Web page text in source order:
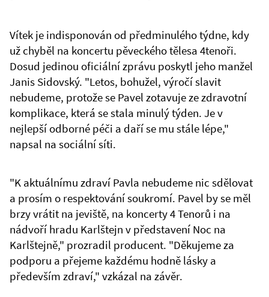
Vítek je indisponován od předminulého týdne, kdy
už chyběl na koncertu pěveckého tělesa 4tenoři.
Dosud jedinou oficiální zprávu poskytl jeho manžel
Janis Sidovský. "Letos, bohužel, výročí slavit
nebudeme, protože se Pavel zotavuje ze zdravotní
komplikace, která se stala minulý týden. Je v
nejlepší odborné péči a daří se mu stále lépe,"
napsal na sociální síti.
"K aktuálnímu zdraví Pavla nebudeme nic sdělovat
a prosím o respektování soukromí. Pavel by se měl
brzy vrátit na jeviště, na koncerty 4 Tenorů i na
nádvoří hradu Karlštejn v představení Noc na
Karlštejně," prozradil producent. "Děkujeme za
podporu a přejeme každému hodně lásky a
především zdraví," vzkázal na závěr.